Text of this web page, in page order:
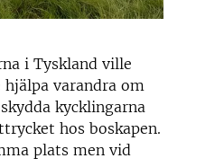
i Tyskland ville
varandra om
kycklingarna
hos boskapen.
plats men vid